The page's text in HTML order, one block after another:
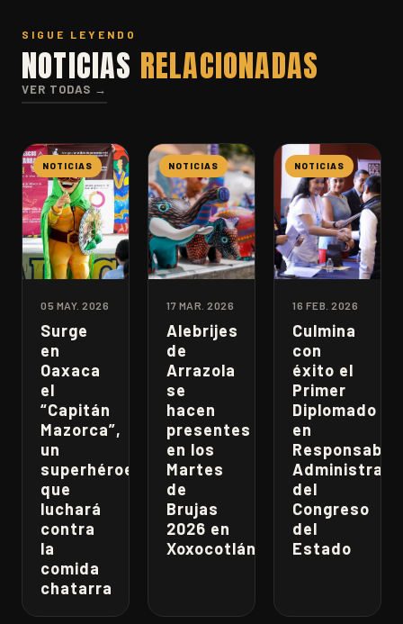
SIGUE LEYENDO
NOTICIAS RELACIONADAS
VER TODAS →
NOTICIAS
05 MAY. 2026
Surge
en
Oaxaca
el
“Capitán
Mazorca”,
un
superhéroe
que
luchará
contra
la
comida
chatarra
NOTICIAS
17 MAR. 2026
Alebrijes
de
Arrazola
se
hacen
presentes
en los
Martes
de
Brujas
2026 en
Xoxocotlán
NOTICIAS
16 FEB. 2026
Culmina
con
éxito el
Primer
Diplomado
en
del
Congreso
del
Estado